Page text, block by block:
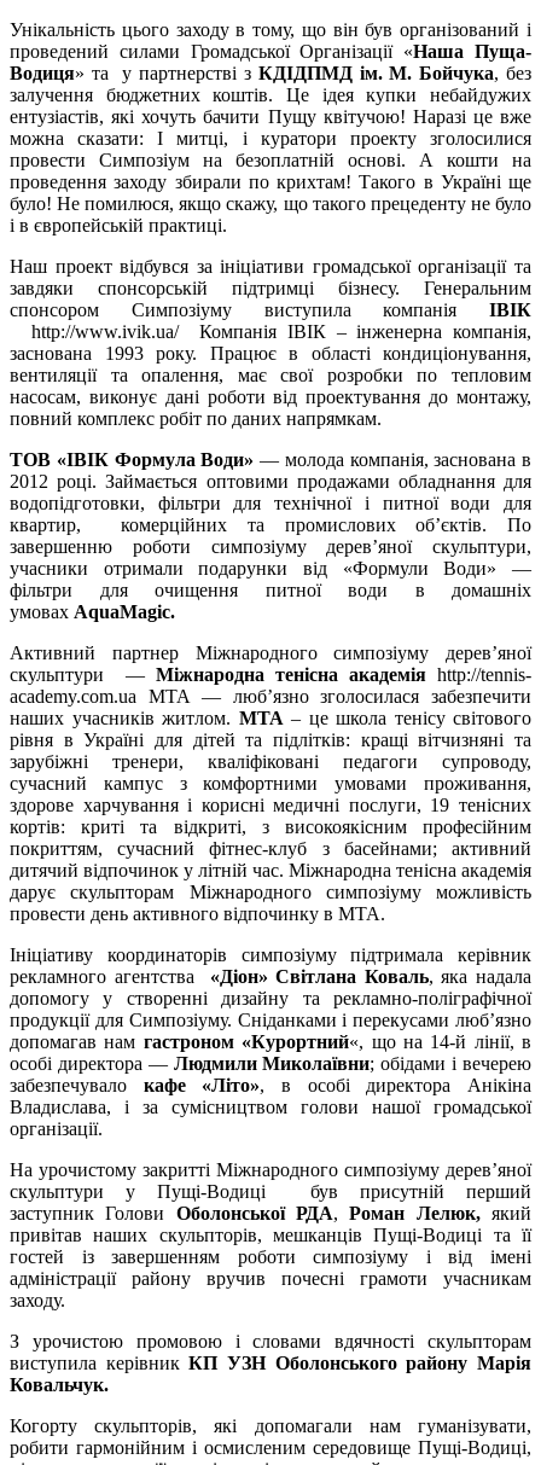
Унікальність цього заходу в тому, що він був організований і
проведений силами Громадської Організації «Наша Пуща-
Водиця» та у партнерстві з КДІДПМД ім. М. Бойчука, без
залучення бюджетних коштів. Це ідея купки небайдужих
ентузіастів, які хочуть бачити Пущу квітучою! Наразі це вже
можна сказати: І митці, і куратори проекту зголосилися
провести Симпозіум на безоплатній основі. А кошти на
проведення заходу збирали по крихтам! Такого в Україні ще
було! Не помилюся, якщо скажу, що такого прецеденту не було
і в європейській практиці.
Наш проект відбувся за ініціативи громадської організації та
завдяки спонсорській підтримці бізнесу. Генеральним
спонсором Симпозіуму виступила компанія ІВІК
http://www.ivik.ua/ Компанія ІВІК – інженерна компанія,
заснована 1993 року. Працює в області кондиціонування,
вентиляції та опалення, має свої розробки по тепловим
насосам, виконує дані роботи від проектування до монтажу,
повний комплекс робіт по даних напрямкам.
ТОВ «ІВІК Формула Води» — молода компанія, заснована в
2012 році. Займається оптовими продажами обладнання для
водопідготовки, фільтри для технічної і питної води для
квартир, комерційних та промислових об’єктів. По
завершенню роботи симпозіуму дерев’яної скульптури,
учасники отримали подарунки від «Формули Води» —
фільтри для очищення питної води в домашніх
умовах AquaMagic.
Активний партнер Міжнародного симпозіуму дерев’яної
скульптури — Міжнародна тенісна академія http://tennis-
academy.com.ua МТА — люб’язно зголосилася забезпечити
наших учасників житлом. МТА – це школа тенісу світового
рівня в Україні для дітей та підлітків: кращі вітчизняні та
зарубіжні тренери, кваліфіковані педагоги супроводу,
сучасний кампус з комфортними умовами проживання,
здорове харчування і корисні медичні послуги, 19 тенісних
кортів: криті та відкриті, з високоякісним професійним
покриттям, сучасний фітнес-клуб з басейнами; активний
дитячий відпочинок у літній час. Міжнародна тенісна академія
дарує скульпторам Міжнародного симпозіуму можливість
провести день активного відпочинку в МТА.
Ініціативу координаторів симпозіуму підтримала керівник
рекламного агентства
«Діон» Світлана Коваль, яка надала
допомогу у створенні дизайну та рекламно-поліграфічної
продукції для Симпозіуму. Сніданками і перекусами люб’язно
допомагав нам гастроном «Курортний«, що на 14-й лінії, в
особі директора — Людмили Миколаївни; обідами і вечерею
забезпечувало кафе «Літо», в особі директора Анікіна
Владислава, і за сумісництвом голови нашої громадської
організації.
На урочистому закритті Міжнародного симпозіуму дерев’яної
скульптури у Пущі-Водиці був присутній перший
заступник Голови Оболонської РДА,Роман Лелюк,який
привітав наших скульпторів, мешканців Пущі-Водиці та її
гостей із завершенням роботи симпозіуму і від імені
адміністрації району вручив почесні грамоти учасникам
заходу.
З урочистою промовою і словами вдячності скульпторам
виступила керівникКП УЗН Оболонського району Марія
Ковальчук.
Когорту скульпторів, які допомагали нам гуманізувати,
робити гармонійним і осмисленим середовище Пущі-Водиці,